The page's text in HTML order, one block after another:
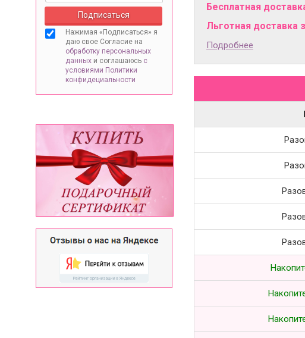
Нажимая «Подписаться» я
даю свое Согласие на
обработку персональных
данных и соглашаюсь с
условиями Политики
конфидециальности
Бесплатная
Льготная доставка
Подробнее